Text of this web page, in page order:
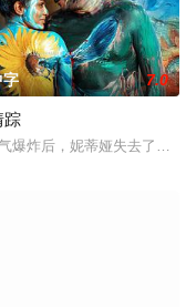
字 7.0
踪
爆炸后，妮蒂娅失去了部